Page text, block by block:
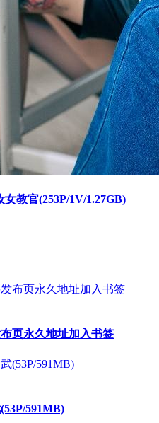
教官(253P/1V/1.27GB)
页永久地址加入书签
591MB)